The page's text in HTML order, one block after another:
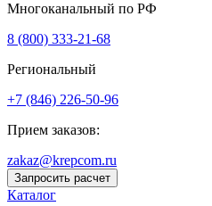
Многоканальный по РФ
8 (800) 333‑21-68
Региональный
+7 (846) 226-50-96
Прием заказов:
zakaz@krepcom.ru
Запросить расчет
Каталог